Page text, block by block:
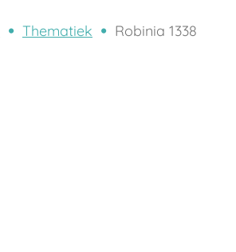
Thematiek Robinia 1338